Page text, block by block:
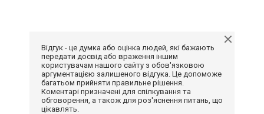
Відгук - це думка або оцінка людей, які бажають
передати досвід або враження іншим
користувачам нашого сайту з обов'язковою
аргументацією залишеного відгука. Це допоможе
багатьом прийняти правильне рішення.
Коментарі призначені для спілкування та
обговорення, а також для роз'яснення питань, що
цікавлять.